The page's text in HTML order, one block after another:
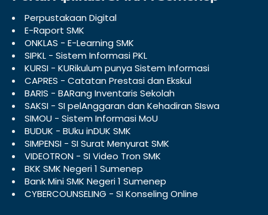
Perpustakaan Digital
E-Raport SMK
ONKLAS - E-Learning SMK
SIPKL - Sistem Informasi PKL
KURSI - KURikulum punya Sistem Informasi
CAPRES - Catatan Prestasi dan Ekskul
BARIS - BARang Inventaris Sekolah
SAKSI - SI pelAnggaran dan Kehadiran SIswa
SIMOU - Sistem Informasi MoU
BUDUK - BUku inDUK SMK
SIMPENSI - SI Surat Menyurat SMK
VIDEOTRON - SI Video Tron SMK
BKK SMK Negeri 1 Sumenep
Bank Mini SMK Negeri 1 Sumenep
CYBERCOUNSELING - SI Konseling Online